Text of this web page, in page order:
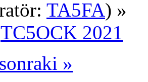
TA5FA) »
TC5OCK 2021
sonraki »